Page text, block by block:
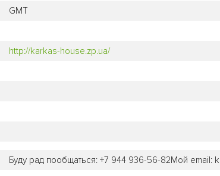
GMT
http://karkas-house.zp.ua/
Буду рад пообщаться: +7 944 936-56-82Мой email: